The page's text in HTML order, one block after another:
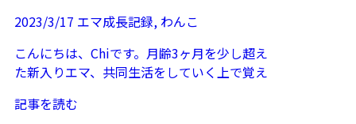
2023/3/17 エマ成長記録, わんこ
こんにちは、Chiです。月齢3ヶ月を少し超え
た新入りエマ、共同生活をしていく上で覚え
の一つが「待て...
記事を読む